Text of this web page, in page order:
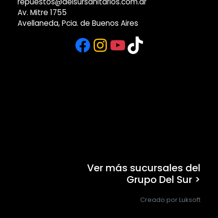
Av. Mitre 1755
Avellaneda, Pcia. de Buenos Aires
Facebook
Instagram
YouTube
TikTok
Ver más sucursales del
Grupo Del Sur >
Creado por Luksoft